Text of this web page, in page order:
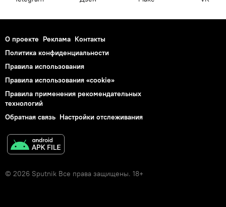
О проекте Реклама Контакты
Политика конфиденциальности
Правила использования
Правила использования «cookie»
Правила применения рекомендательных
технологий
Обратная связь Настройки отслеживания
© 2026 Sputnik Все права защищены. 18+